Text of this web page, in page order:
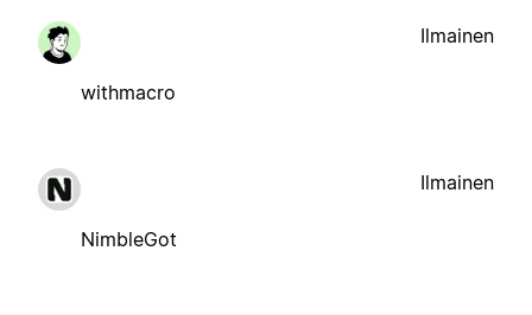
withmacro
Ilmainen
NimbleGot
Ilmainen